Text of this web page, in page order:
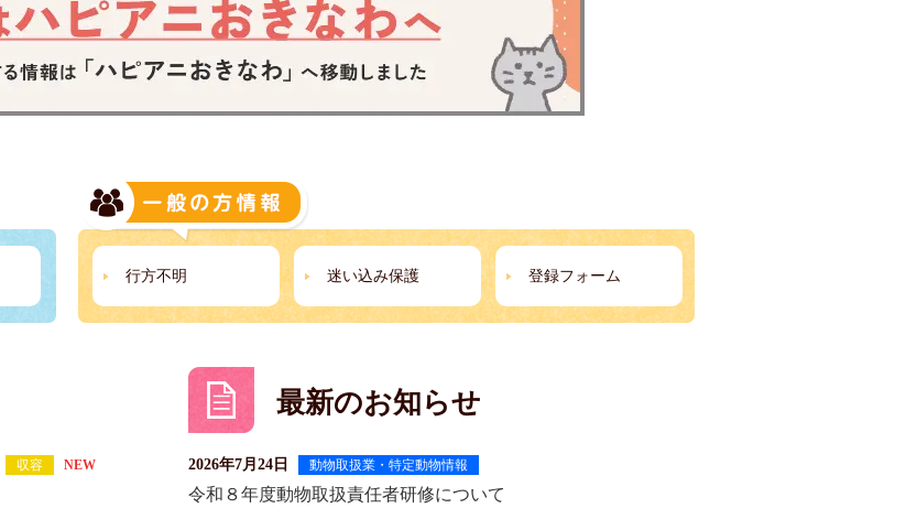
行方不明 迷い込み保護 登録フォーム
収容 NEW
最新のお知らせ
2026年7月24日 動物取扱業・特定動物情報
令和８年度動物取扱責任者研修について